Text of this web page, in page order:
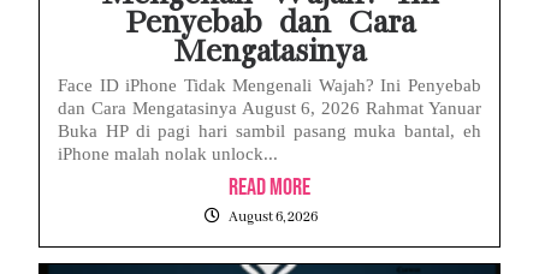
Penyebab dan Cara
Mengatasinya
Face ID iPhone Tidak Mengenali Wajah? Ini Penyebab
dan Cara Mengatasinya August 6, 2026 Rahmat Yanuar
Buka HP di pagi hari sambil pasang muka bantal, eh
iPhone malah nolak unlock...
Read More
August 6, 2026